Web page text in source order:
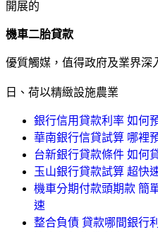
開展的
機車二胎貸款
優質觸媒，值得政府及業界深
日、荷以精緻設施農業
銀行信用貸款利率 如何
華南銀行信貸試算 哪裡
台新銀行貸款條件 如何
玉山銀行貸款試算 超快
機車分期付款頭期款 簡
速
整合負債 貸款哪間銀行